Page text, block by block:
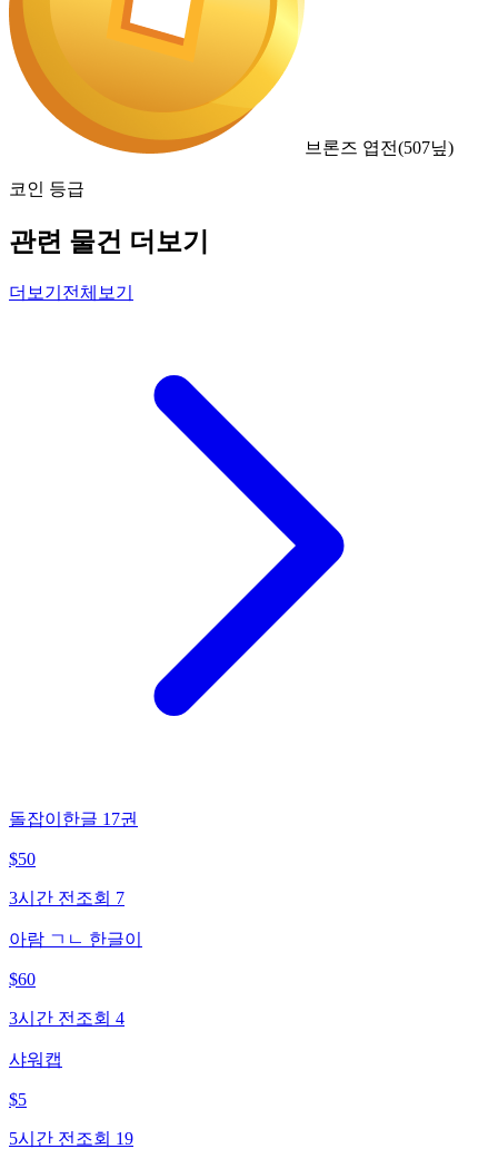
브론즈 엽전(507닢)
코인 등급
관련 물건 더보기
더보기 전체보기
돌잡이한글 17권
$50
3시간 전 조회 7
아람 ㄱㄴ 한글이
$60
3시간 전 조회 4
샤워캡
$5
5시간 전 조회 19